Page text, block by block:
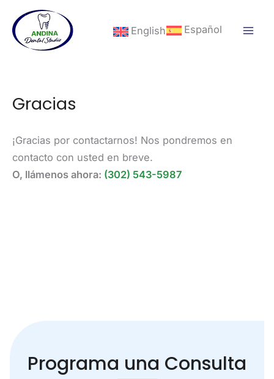
contenido
English Español
Gracias
¡Gracias por contactarnos! Nos pondremos en
contacto con usted en breve.
O, llámenos ahora: (302) 543-5987
Programa una Consulta